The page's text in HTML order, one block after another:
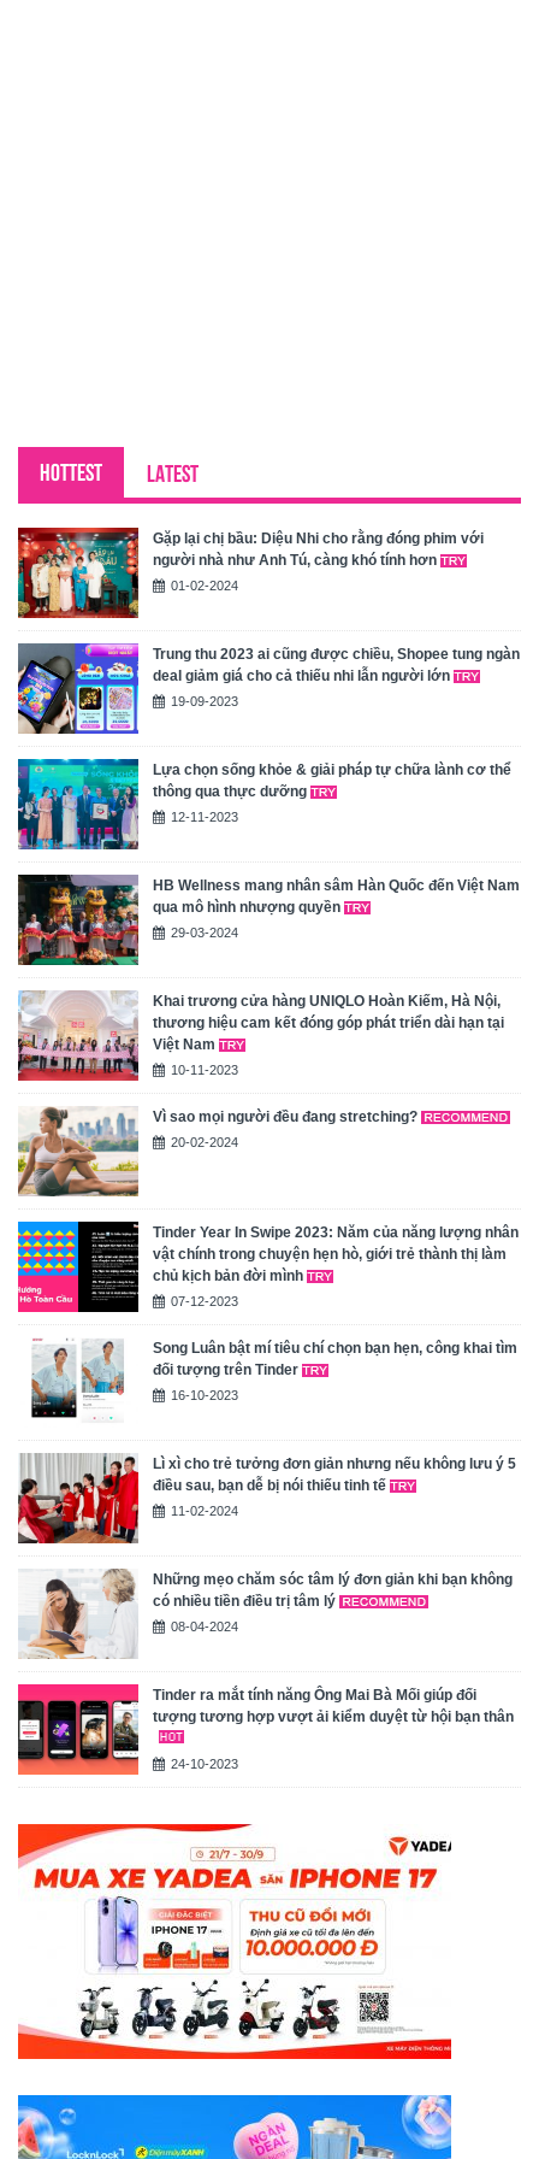
HOTTEST LATEST
Gặp lại chị bầu: Diệu Nhi cho rằng đóng phim với
người nhà như Anh Tú, càng khó tính hơn
01-02-2024
Trung thu 2023 ai cũng được chiều, Shopee tung ngàn
deal giảm giá cho cả thiếu nhi lẫn người lớn
19-09-2023
Lựa chọn sống khỏe & giải pháp tự chữa lành cơ thể
thông qua thực dưỡng
12-11-2023
HB Wellness mang nhân sâm Hàn Quốc đến Việt Nam
qua mô hình nhượng quyền
29-03-2024
Khai trương cửa hàng UNIQLO Hoàn Kiếm, Hà Nội,
thương hiệu cam kết đóng góp phát triển dài hạn tại
Việt Nam
10-11-2023
Vì sao mọi người đều đang stretching?
20-02-2024
Tinder Year In Swipe 2023: Năm của năng lượng nhân
vật chính trong chuyện hẹn hò, giới trẻ thành thị làm
chủ kịch bản đời mình
07-12-2023
Song Luân bật mí tiêu chí chọn bạn hẹn, công khai tìm
đối tượng trên Tinder
16-10-2023
Lì xì cho trẻ tưởng đơn giản nhưng nếu không lưu ý 5
điều sau, bạn dễ bị nói thiếu tinh tế
11-02-2024
Những mẹo chăm sóc tâm lý đơn giản khi bạn không
có nhiều tiền điều trị tâm lý
08-04-2024
Tinder ra mắt tính năng Ông Mai Bà Mối giúp đối
tượng tương hợp vượt ải kiểm duyệt từ hội bạn thân
24-10-2023